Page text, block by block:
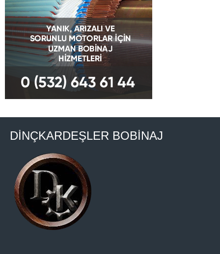
DİNÇKARDEŞLER BOBİNAJ